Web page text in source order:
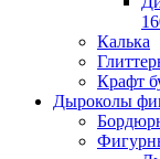
Калька
Крафт
Дыроколы